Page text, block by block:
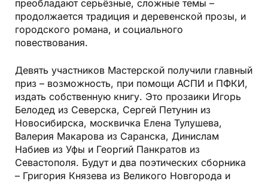
преобладают серьёзные, сложные темы –
продолжается традиция и деревенской прозы, и
городского романа, и социального
повествования.
Девять участников Мастерской получили главный
приз – возможность, при помощи АСПИ и ПФКИ,
издать собственную книгу. Это прозаики Игорь
Белодед из Северска, Сергей Петунин из
Новосибирска, москвичка Елена Тулушева,
Валерия Макарова из Саранска, Динислам
Набиев из Уфы и Георгий Панкратов из
Севастополя. Будут и два поэтических сборника
– Григория Князева из Великого Новгорода и